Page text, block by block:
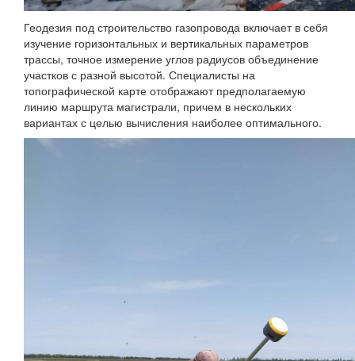
Геодезия под строительство газопровода включает в себя
изучение горизонтальных и вертикальных параметров
трассы, точное измерение углов радиусов объединение
участков с разной высотой. Специалисты на
топографической карте отображают предполагаемую
линию маршрута магистрали, причем в нескольких
вариантах с целью вычисления наиболее оптимального.